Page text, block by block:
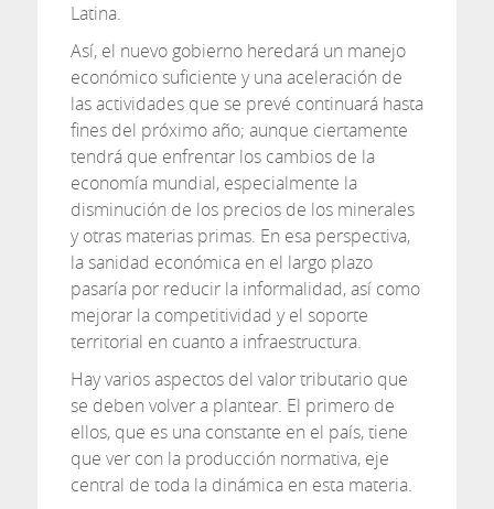
Latina.
Así, el nuevo gobierno heredará un manejo
económico suficiente y una aceleración de
las actividades que se prevé continuará hasta
fines del próximo año; aunque ciertamente
tendrá que enfrentar los cambios de la
economía mundial, especialmente la
disminución de los precios de los minerales
y otras materias primas. En esa perspectiva,
la sanidad económica en el largo plazo
pasaría por reducir la informalidad, así como
mejorar la competitividad y el soporte
territorial en cuanto a infraestructura.
Hay varios aspectos del valor tributario que
se deben volver a plantear. El primero de
ellos, que es una constante en el país, tiene
que ver con la producción normativa, eje
central de toda la dinámica en esta materia.